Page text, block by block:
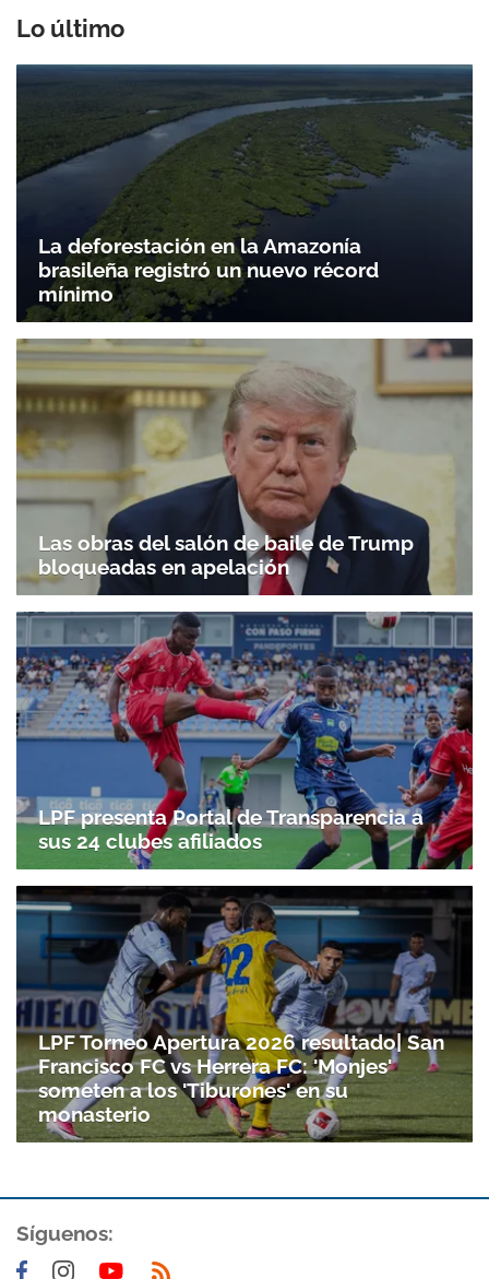
Gracias por suscribirte a nuestro boletín.
ACEPTAR
Lo último
La deforestación en la Amazonía
brasileña registró un nuevo récord
mínimo
Las obras del salón de baile de Trump
bloqueadas en apelación
LPF presenta Portal de Transparencia a
sus 24 clubes afiliados
LPF Torneo Apertura 2026 resultado| San
Francisco FC vs Herrera FC: 'Monjes'
someten a los 'Tiburones' en su
monasterio
Síguenos: